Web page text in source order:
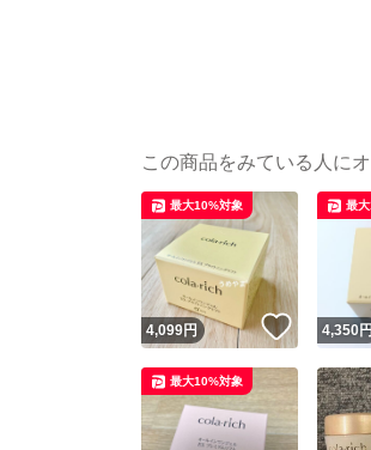
この商品をみている人に
4,099円 いいね！
最大10%対象
4,350円
最
最大10%対象